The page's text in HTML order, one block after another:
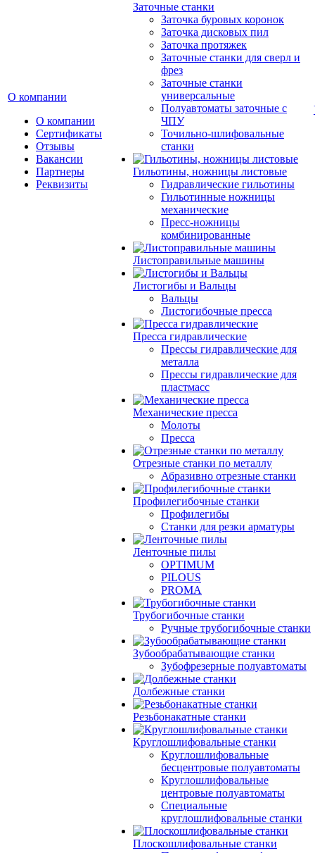
О компании
О компании
Сертификаты
Отзывы
Вакансии
Партнеры
Реквизиты
Заточные станки
Заточка буровых коронок
Заточка дисковых пил
Заточка протяжек
Заточные станки для сверл и
фрез
Заточные станки
универсальные
Полуавтоматы заточные с
ЧПУ
Точильно-шлифовальные
станки
Гильотины, ножницы листовые
Гидравлические гильотины
Гильотинные ножницы
механические
Пресс-ножницы
комбинированные
Листоправильные машины
Листогибы и Вальцы
Вальцы
Листогибочные пресса
Пресса гидравлические
Прессы гидравлические для
металла
Прессы гидравлические для
пластмасс
Механические пресса
Молоты
Пресса
Отрезные станки по металлу
Абразивно отрезные станки
Профилегибочные станки
Профилегибы
Станки для резки арматуры
Ленточные пилы
OPTIMUM
PILOUS
PROMA
Трубогибочные станки
Ручные трубогибочные станки
Зубообрабатывающие станки
Зубофрезерные полуавтоматы
Долбежные станки
Резьбонакатные станки
Круглошлифовальные станки
Круглошлифовальные
бесцентровые полуавтоматы
Круглошлифовальные
центровые полуавтоматы
Специальные
круглошлифовальные станки
Плоскошлифовальные станки